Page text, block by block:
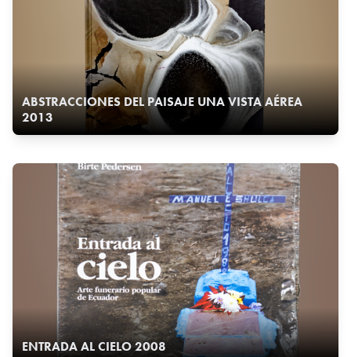
ABSTRACCIONES DEL PAISAJE UNA VISTA AÉREA
2013
ENTRADA AL CIELO 2008